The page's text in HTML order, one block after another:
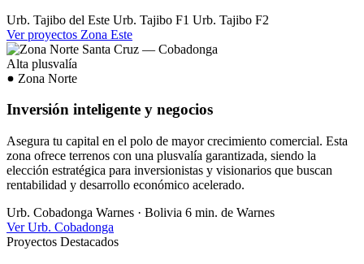
Urb. Tajibo del Este Urb. Tajibo F1 Urb. Tajibo F2
Ver proyectos Zona Este
Alta plusvalía
Zona Norte
Inversión inteligente y negocios
Asegura tu capital en el polo de mayor crecimiento comercial. Esta
zona ofrece terrenos con una plusvalía garantizada, siendo la
elección estratégica para inversionistas y visionarios que buscan
rentabilidad y desarrollo económico acelerado.
Urb. Cobadonga Warnes · Bolivia 6 min. de Warnes
Ver Urb. Cobadonga
Proyectos Destacados